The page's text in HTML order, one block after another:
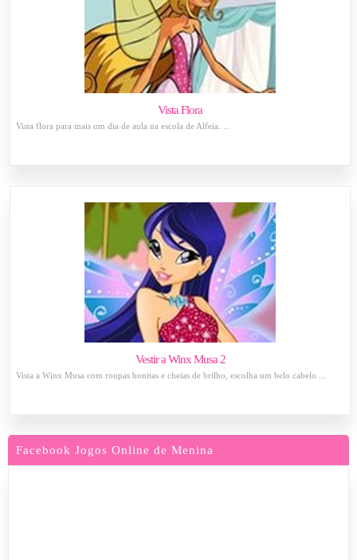
Vista Flora
Vista flora para mais um dia de aula na escola de Alfeia. ...
Vestir a Winx Musa 2
Vista a Winx Musa com roupas bonitas e cheias de brilho, escolha um belo cabelo ...
Facebook Jogos Online de Menina